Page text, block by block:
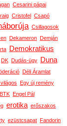
Cesarini pápai
Cristofel Csapó
Csillagosok
Dekameron Demján
Demokratikus
DK Dudás-ügy Duna
Déli Áramlat
Egy új remény
Engel Pál
erotika erőszakos
ezüstcsapat Fandorin